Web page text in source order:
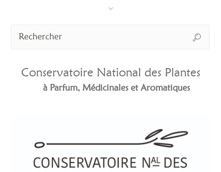
Conservatoire National des Plantes
à Parfum, Médicinales et Aromatiques